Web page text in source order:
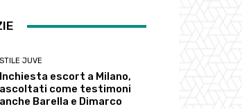
STILE JUVE
Inchiesta escort a Milano,
ascoltati come testimoni
anche Barella e Dimarco